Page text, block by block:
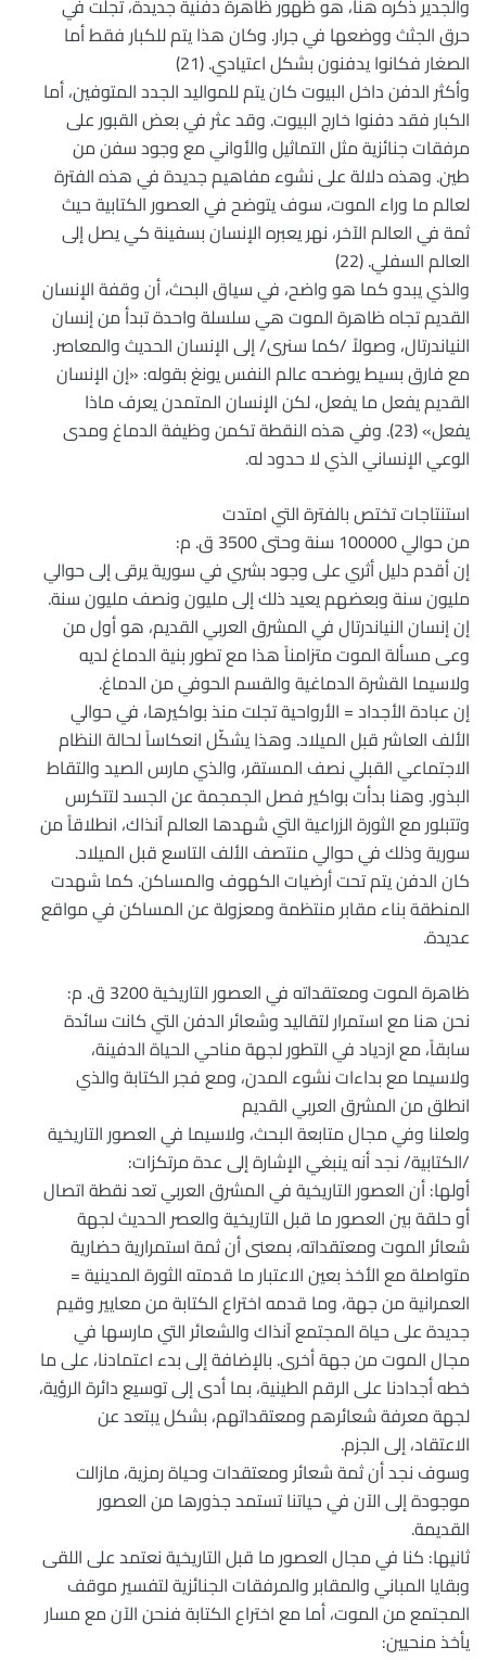
والجدير ذكره هنا، هو ظهور ظاهرة دفنية جديدة، تجلت في
حرق الجثث ووضعها في جرار. وكان هذا يتم للكبار فقط أما
الصغار فكانوا يدفنون بشكل اعتيادي. (21)
وأكثر الدفن داخل البيوت كان يتم للمواليد الجدد المتوفين، أما
الكبار فقد دفنوا خارج البيوت. وقد عثر في بعض القبور على
مرفقات جنائزية مثل التماثيل والأواني مع وجود سفن من
طين. وهذه دلالة على نشوء مفاهيم جديدة في هذه الفترة
لعالم ما وراء الموت، سوف يتوضح في العصور الكتابية حيث
ثمة في العالم الآخر، نهر يعبره الإنسان بسفينة كي يصل إلى
العالم السفلي. (22)
والذي يبدو كما هو واضح، في سياق البحث، أن وقفة الإنسان
القديم تجاه ظاهرة الموت هي سلسلة واحدة تبدأ من إنسان
النياندرتال، وصولاً /كما سنرى/ إلى الإنسان الحديث والمعاصر.
مع فارق بسيط يوضحه عالم النفس يونغ بقوله: «إن الإنسان
القديم يفعل ما يفعل، لكن الإنسان المتمدن يعرف ماذا
يفعل» (23). وفي هذه النقطة تكمن وظيفة الدماغ ومدى
الوعي الإنساني الذي لا حدود له.
استنتاجات تختص بالفترة التي امتدت
من حوالي 100000 سنة وحتى 3500 ق. م:
إن أقدم دليل أثري على وجود بشري في سورية يرقى إلى حوالي
مليون سنة وبعضهم يعيد ذلك إلى مليون ونصف مليون سنة.
إن إنسان النياندرتال في المشرق العربي القديم، هو أول من
وعى مسألة الموت متزامناً هذا مع تطور بنية الدماغ لديه
ولاسيما القشرة الدماغية والقسم الحوفي من الدماغ.
إن عبادة الأجداد = الأرواحية تجلت منذ بواكيرها، في حوالي
الألف العاشر قبل الميلاد. وهذا يشكّل انعكاساً لحالة النظام
الاجتماعي القبلي نصف المستقر، والذي مارس الصيد والتقاط
البذور. وهنا بدأت بواكير فصل الجمجمة عن الجسد لتتكرس
وتتبلور مع الثورة الزراعية التي شهدها العالم آنذاك، انطلاقاً من
سورية وذلك في حوالي منتصف الألف التاسع قبل الميلاد.
كان الدفن يتم تحت أرضيات الكهوف والمساكن. كما شهدت
المنطقة بناء مقابر منتظمة ومعزولة عن المساكن في مواقع
عديدة.
ظاهرة الموت ومعتقداته في العصور التاريخية 3200 ق. م:
نحن هنا مع استمرار لتقاليد وشعائر الدفن التي كانت سائدة
سابقاً، مع ازدياد في التطور لجهة مناحي الحياة الدفينة،
ولاسيما مع بداءات نشوء المدن، ومع فجر الكتابة والذي
انطلق من المشرق العربي القديم
ولعلنا وفي مجال متابعة البحث، ولاسيما في العصور التاريخية
/الكتابية/ نجد أنه ينبغي الإشارة إلى عدة مرتكزات:
أولها: أن العصور التاريخية في المشرق العربي تعد نقطة اتصال
أو حلقة بين العصور ما قبل التاريخية والعصر الحديث لجهة
شعائر الموت ومعتقداته، بمعنى أن ثمة استمرارية حضارية
متواصلة مع الأخذ بعين الاعتبار ما قدمته الثورة المدينية =
العمرانية من جهة، وما قدمه اختراع الكتابة من معايير وقيم
جديدة على حياة المجتمع آنذاك والشعائر التي مارسها في
مجال الموت من جهة أخرى. بالإضافة إلى بدء اعتمادنا، على ما
خطه أجدادنا على الرقم الطينية، بما أدى إلى توسيع دائرة الرؤية،
لجهة معرفة شعائرهم ومعتقداتهم، بشكل يبتعد عن
الاعتقاد، إلى الجزم.
وسوف نجد أن ثمة شعائر ومعتقدات وحياة رمزية، مازالت
موجودة إلى الآن في حياتنا تستمد جذورها من العصور
القديمة.
ثانيها: كنا في مجال العصور ما قبل التاريخية نعتمد على اللقى
وبقايا المباني والمقابر والمرفقات الجنائزية لتفسير موقف
المجتمع من الموت، أما مع اختراع الكتابة فنحن الآن مع مسار
يأخذ منحيين: